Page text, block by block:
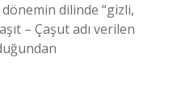
dilinde “gizli,
– Çaşut adı verilen